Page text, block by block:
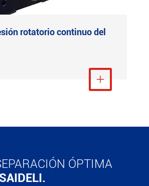
rotatorio continuo del
Ver más

ÓPTIMA